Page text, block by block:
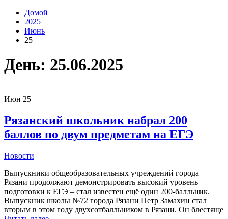
Домой
2025
Июнь
25
День: 25.06.2025
Июн 25
Рязанский школьник набрал 200
баллов по двум предметам на ЕГЭ
Новости
Выпускники общеобразовательных учреждений города
Рязани продолжают демонстрировать высокий уровень
подготовки к ЕГЭ – стал известен ещё один 200-балльник.
Выпускник школы №72 города Рязани Петр Замахин стал
вторым в этом году двухсотбалльником в Рязани. Он блестяще